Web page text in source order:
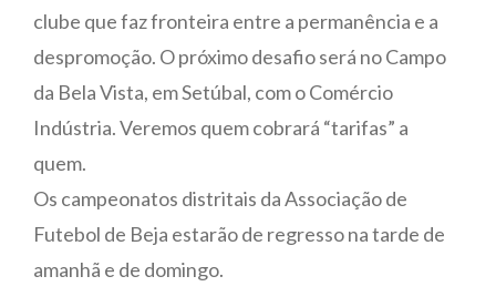
clube que faz fronteira entre a permanência e a
despromoção. O próximo desafio será no Campo
da Bela Vista, em Setúbal, com o Comércio
Indústria. Veremos quem cobrará “tarifas” a
quem.
Os campeonatos distritais da Associação de
Futebol de Beja estarão de regresso na tarde de
amanhã e de domingo.